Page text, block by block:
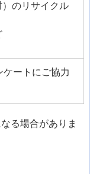
のリサイクル
ートにご協力
る場合がありま